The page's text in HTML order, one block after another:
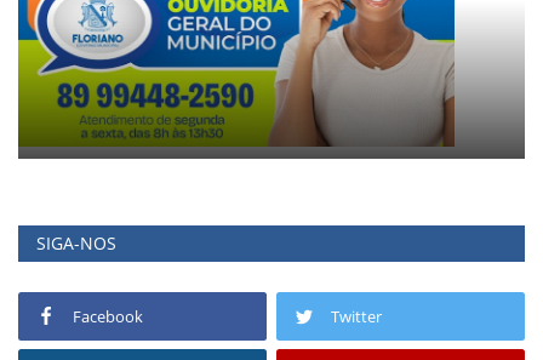
SIGA-NOS
Facebook Twitter